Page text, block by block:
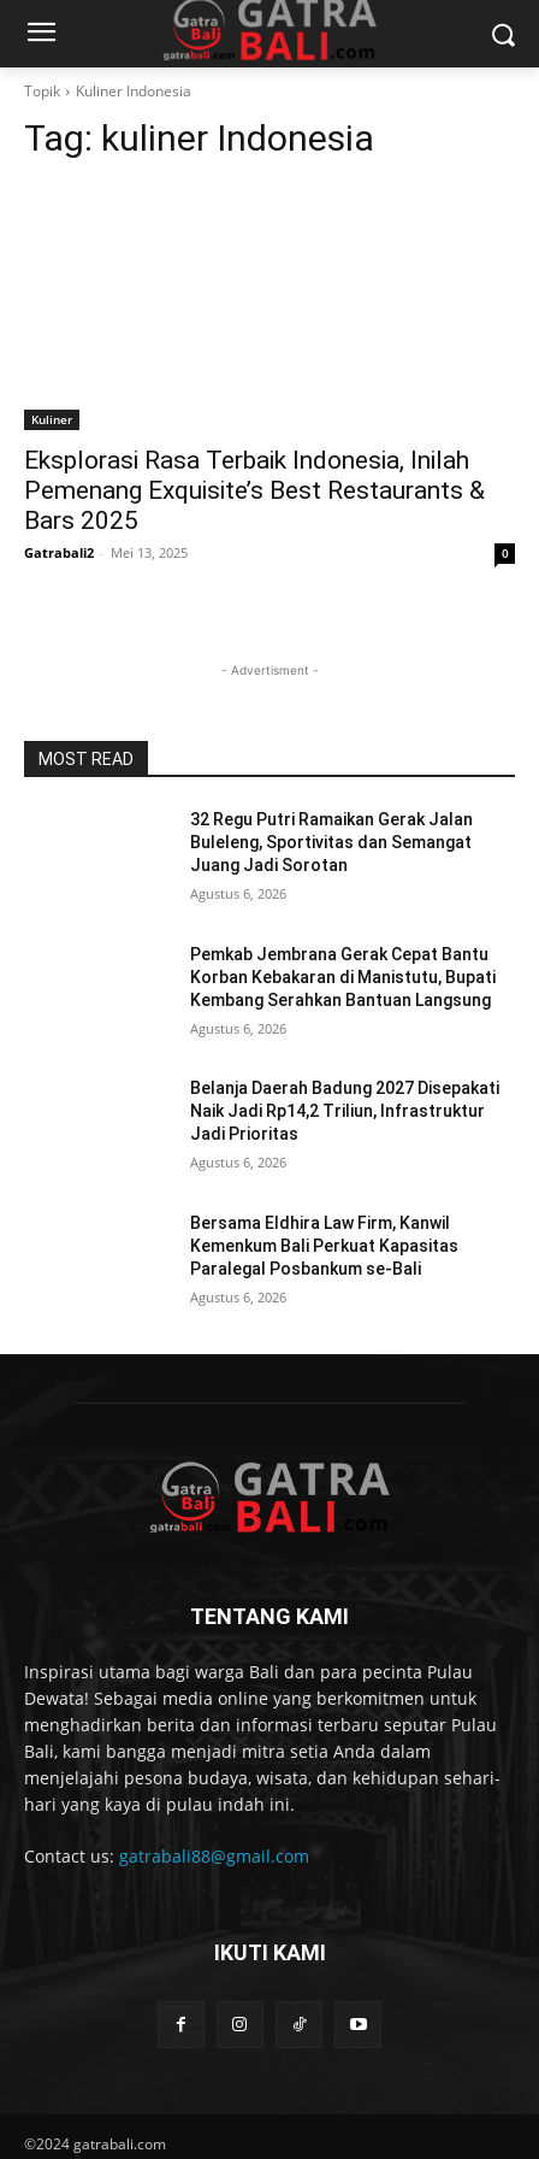
Topik Kuliner Indonesia
Tag: kuliner Indonesia
Kuliner
Eksplorasi Rasa Terbaik Indonesia, Inilah
Pemenang Exquisite’s Best Restaurants &
Bars 2025
Gatrabali2 - Mei 13, 2025 0
- Advertisment -
MOST READ
32 Regu Putri Ramaikan Gerak Jalan
Buleleng, Sportivitas dan Semangat
Juang Jadi Sorotan
Agustus 6, 2026
Pemkab Jembrana Gerak Cepat Bantu
Korban Kebakaran di Manistutu, Bupati
Kembang Serahkan Bantuan Langsung
Agustus 6, 2026
Belanja Daerah Badung 2027 Disepakati
Naik Jadi Rp14,2 Triliun, Infrastruktur
Jadi Prioritas
Agustus 6, 2026
Bersama Eldhira Law Firm, Kanwil
Kemenkum Bali Perkuat Kapasitas
Paralegal Posbankum se-Bali
Agustus 6, 2026
TENTANG KAMI
Inspirasi utama bagi warga Bali dan para pecinta Pulau
Dewata! Sebagai media online yang berkomitmen untuk
menghadirkan berita dan informasi terbaru seputar Pulau
Bali, kami bangga menjadi mitra setia Anda dalam
menjelajahi pesona budaya, wisata, dan kehidupan sehari-
hari yang kaya di pulau indah ini.
Contact us: gatrabali88@gmail.com
IKUTI KAMI
©2024 gatrabali.com